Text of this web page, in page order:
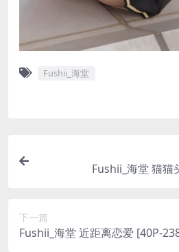
Fushii_海堂
Fushii_海堂 猫猫
下一篇
Fushii_海堂 近距离恋爱 [40P-